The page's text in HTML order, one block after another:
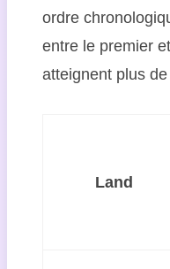
ordre
entre le premier
atteignent plus
Land